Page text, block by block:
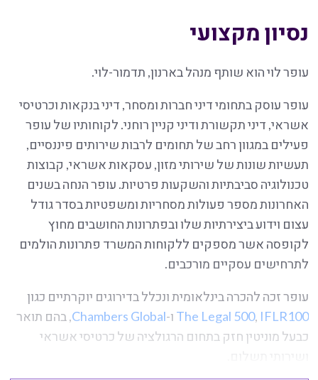
נסיון מקצועי
עופר לוי הוא שותף מנהל בארנון, תדמור-לוי.
עופר עוסק בתחומי דיני חברות ומסחר, דיני בנקאות וכרטיסי
אשראי, דיני תקשורת ודיני קניין רוחני. לקוחותיו של עופר
פעילים במגוון רחב של תחומים לרבות שירותים פיננסיים,
תעשיות שונות של שירותי מזון, עסקאות אשראי, קבוצות
טכנולוגיה סביבתיות והשקעות פרטיות. עופר הנחה בשנים
האחרונות מספר פעולות מסחריות ומשפטיות בסדר גודל
עצום וידוע ביצירתיות שלו ובפתרונות החושבים מחוץ
לקופסה אשר מספקים ללקוחות המשרד פתרונות הולמים
לתרחישים עסקיים מורכבים.
עופר זכה להכרה בינלאומית ונכלל בדירוגים יוקרתיים כגון
The Legal 500, IFLR100 ו-Chambers Global, בהם תואר
כבעל מוניטין חזק בתחום הרגולציה של כרטיסי אשראי